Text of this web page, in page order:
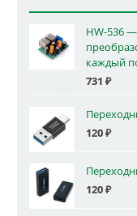
HW-536
каждый
731 ₽
120₽
120₽